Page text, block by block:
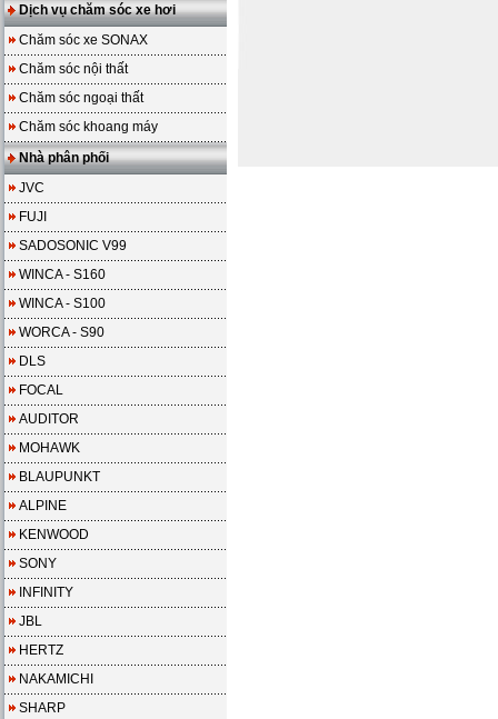
Dịch vụ chăm sóc xe hơi
Chăm sóc xe SONAX
Chăm sóc nội thất
Chăm sóc ngoại thất
Chăm sóc khoang máy
Nhà phân phối
JVC
FUJI
SADOSONIC V99
WINCA - S160
WINCA - S100
WORCA - S90
DLS
FOCAL
AUDITOR
MOHAWK
BLAUPUNKT
ALPINE
KENWOOD
SONY
INFINITY
JBL
HERTZ
NAKAMICHI
SHARP